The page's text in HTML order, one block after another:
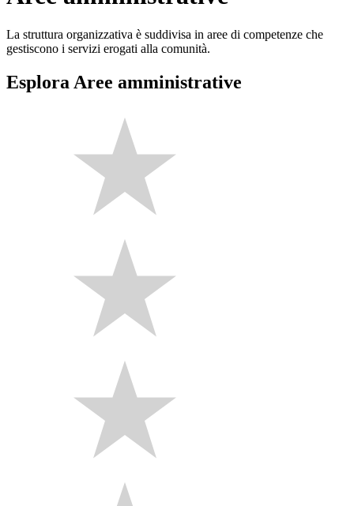
La struttura organizzativa è suddivisa in aree di competenze che
gestiscono i servizi erogati alla comunità.
Esplora Aree amministrative